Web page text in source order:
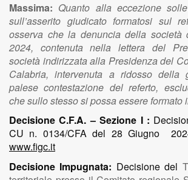
Massima: Quanto alla eccezione
sull’asserito giudicato formatosi sul
osserva che la denuncia della società
2024, contenuta nella lettera del
società indirizzata alla Presidenza del
Calabria, intervenuta a ridosso della
palese contestazione del referto,
che sullo stesso si possa essere formato
Decisione C.F.A. – Sezione I :
CU n. 0134/CFA del 28 Giugno
www.figc.it
Decisione Impugnata: Decisione del